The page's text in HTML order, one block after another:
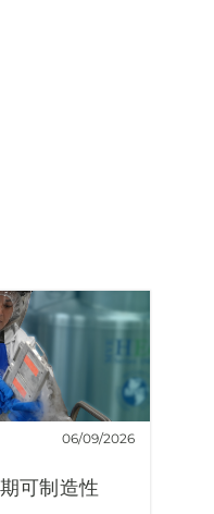
06/09/2026
可制造性